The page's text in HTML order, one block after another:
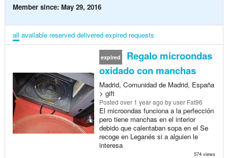
Member since: May 29, 2016
all available reserved delivered expired requests
expired
Regalo microondas
oxidado con manchas
Madrid, Comunidad de Madrid, España
> gift
Posted over 1 year ago by user Fat96
El microondas funciona a la perfección
pero tiene manchas en el interior
debido que calentaban sopa en el Se
recoge en Leganés si a alguien le
interesa
574 views